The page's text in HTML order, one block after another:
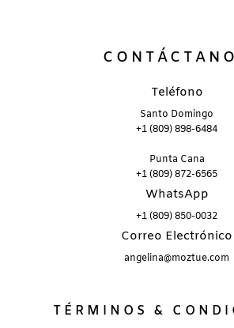
Teléfono
Santo Domingo
+1 (809) 898-6484
Punta Cana
+1 (809) 872-6565
WhatsApp
+1 (809) 850-0032
Correo Electrónico
angelina@moztue.com
TÉRMINOS &